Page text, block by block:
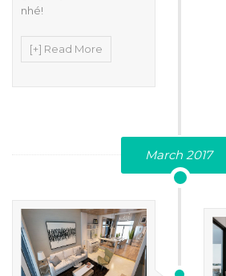
nhé!
[+] Read More
March 2017